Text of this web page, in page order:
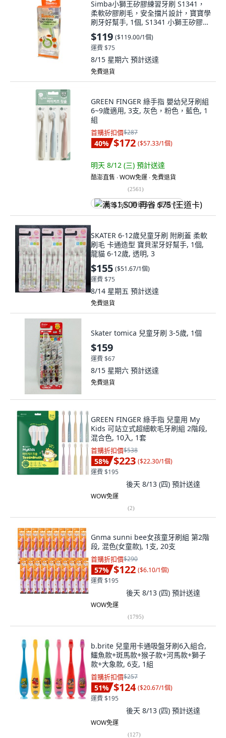
Simba小獅王矽膠練習牙刷 S1341，
柔軟矽膠刷毛，安全擋片設計，寶寶學
刷牙好幫手, 1個, S1341 小獅王矽膠練
習牙刷, 綠色, 1
$119 ($119.00/1個)
運費 $75
8/15 星期六 預計送達
免費退貨
GREEN FINGER 綠手指 嬰幼兒牙刷組
6~9歲適用, 3支, 灰色，粉色，藍色, 1
組
首購折扣價$287
40% $172 ($57.33/1個)
明天 8/12 (三) 預計送達
酷澎直售 ∙ WOW免運 ∙ 免費退貨
(2561)
满 $1,500 再省 $75 (王道卡)
SKATER 6-12歲兒童牙刷 附刷蓋 柔軟
刷毛 卡通造型 寶貝潔牙好幫手, 1個,
龍貓 6-12歲, 透明, 3
$155 ($51.67/1個)
運費 $75
8/14 星期五 預計送達
免費退貨
Skater tomica 兒童牙刷 3-5歲, 1個
$159
運費 $67
8/15 星期六 預計送達
免費退貨
GREEN FINGER 綠手指 兒童用 My
Kids 可站立式超細軟毛牙刷組 2階段,
混合色, 10入, 1套
首購折扣價$538
58% $223 ($22.30/1個)
運費 $195
後天 8/13 (四) 預計送達
WOW免運
(2)
Gnma sunni bee女孩童牙刷組 第2階
段, 混色(女童款), 1支, 20支
首購折扣價$290
57% $122 ($6.10/1個)
運費 $195
後天 8/13 (四) 預計送達
WOW免運
(1795)
b.brite 兒童用卡通吸盤牙刷6入組合,
鱷魚款+斑馬款+猴子款+河馬款+獅子
款+大象款, 6支, 1組
首購折扣價$257
51% $124 ($20.67/1個)
運費 $195
後天 8/13 (四) 預計送達
WOW免運
(127)